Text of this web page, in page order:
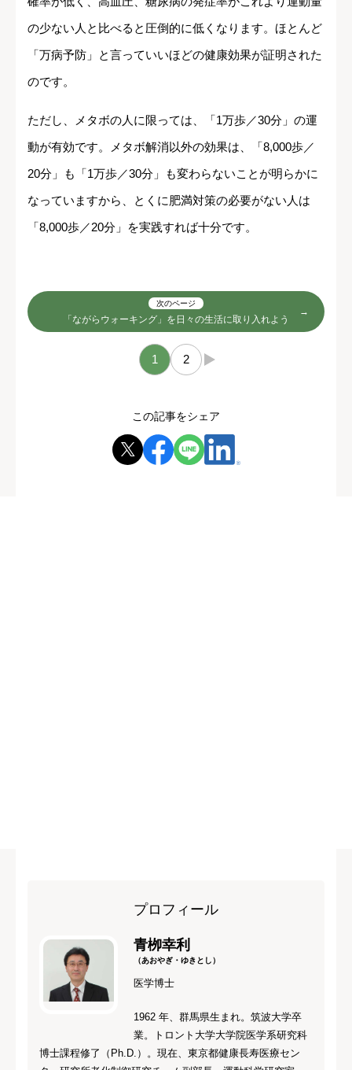
の少ない人と比べると圧倒的に低くなります。ほとんど
「万病予防」と言っていいほどの健康効果が証明された
のです。
ただし、メタボの人に限っては、「1万歩／30分」の運
動が有効です。メタボ解消以外の効果は、「8,000歩／
20分」も「1万歩／30分」も変わらないことが明らかに
なっていますから、とくに肥満対策の必要がない人は
「8,000歩／20分」を実践すれば十分です。
次のページ
「ながらウォーキング」を日々の生活に取り入れよう
1 2 →
この記事をシェア
プロフィール
青栁幸利
（あおやぎ・ゆきとし）
医学博士
1962 年、群馬県生まれ。筑波大学卒
業。トロント大学大学院医学系研究科
博士課程修了（Ph.D.）。現在、東京都健康長寿医療セン